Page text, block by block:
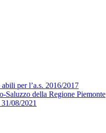
per l’a.s. 2016/2017
Saluzzo della Regione Piemonte
08/2021